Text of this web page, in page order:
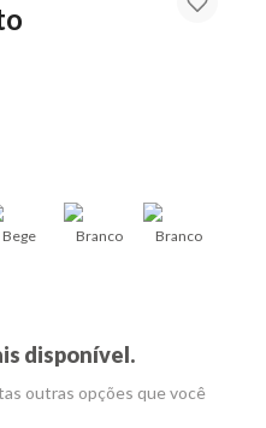
Bege Branco
Branco
disponível.
outras opções que você